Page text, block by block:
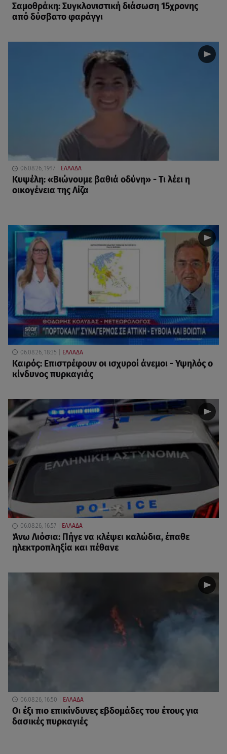
Σαμοθράκη: Συγκλονιστική διάσωση 15χρονης
από δύσβατο φαράγγι
06.08.26, 19:17 ΕΛΛΑΔΑ
Κυψέλη: «Βιώνουμε βαθιά οδύνη» - Τι λέει η
οικογένεια της Λίζα
06.08.26, 18:35 ΕΛΛΑΔΑ
Καιρός: Επιστρέφουν οι ισχυροί άνεμοι - Υψηλός ο
κίνδυνος πυρκαγιάς
06.08.26, 16:57 ΕΛΛΑΔΑ
Άνω Λιόσια: Πήγε να κλέψει καλώδια, έπαθε
ηλεκτροπληξία και πέθανε
06.08.26, 16:50 ΕΛΛΑΔΑ
Οι έξι πιο επικίνδυνες εβδομάδες του έτους για
δασικές πυρκαγιές